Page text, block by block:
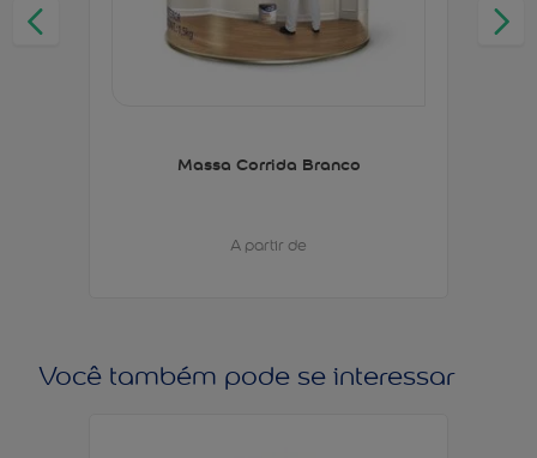
Massa Corrida Branco
A partir de
Você também pode se interessar